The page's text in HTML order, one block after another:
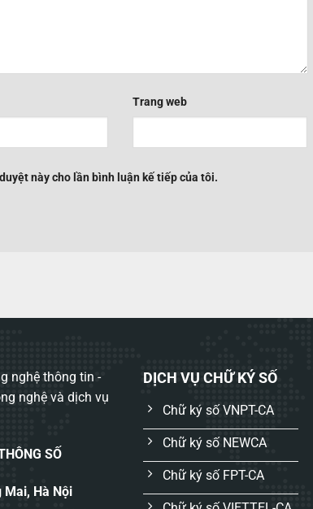
Trang web
này cho lần bình luận kế tiếp của tôi.
nghệ thông tin -
nghệ và dịch vụ
SỐ
Mai, Hà Nội
DỊCH VỤ CHỮ KÝ SỐ
Chữ ký số VNPT-CA
Chữ ký số NEWCA
Chữ ký số FPT-CA